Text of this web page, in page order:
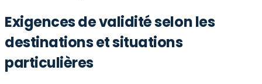
Exigences de validité selon les
destinations et situations
particulières